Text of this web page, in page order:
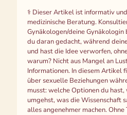
⚕️ Dieser Artikel ist informativ
medizinische Beratung.
Gynäkologen/deine
du daran gedacht, während
und hast die Idee verworfen,
warum? Nicht aus Mangel an
Informationen. In diesem Artikel
über sexuelle Beziehungen
musst: welche Optionen du
umgehst, was die Wissenschaft
alles angenehmer machen.